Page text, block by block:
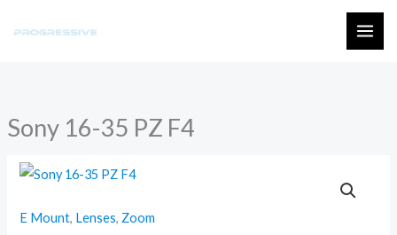
Sony 16-35 PZ F4
E Mount, Lenses, Zoom